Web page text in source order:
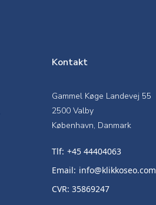
Kontakt
Gammel Køge Landevej 55
2500 Valby
København, Danmark
Tlf: +45 44404063
Email: info@klikkoseo.com
CVR: 35869247